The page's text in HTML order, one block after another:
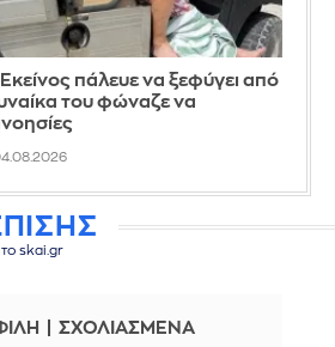
πάλευε να ξεφύγει από
του φώναζε να
το skai.gr
ΣΧΟΛΙΑΣΜΕΝΑ